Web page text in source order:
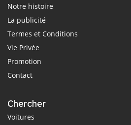
Notre histoire
La publicité
Termes et Conditions
Vie Privée
Promotion
Contact
Chercher
Voitures